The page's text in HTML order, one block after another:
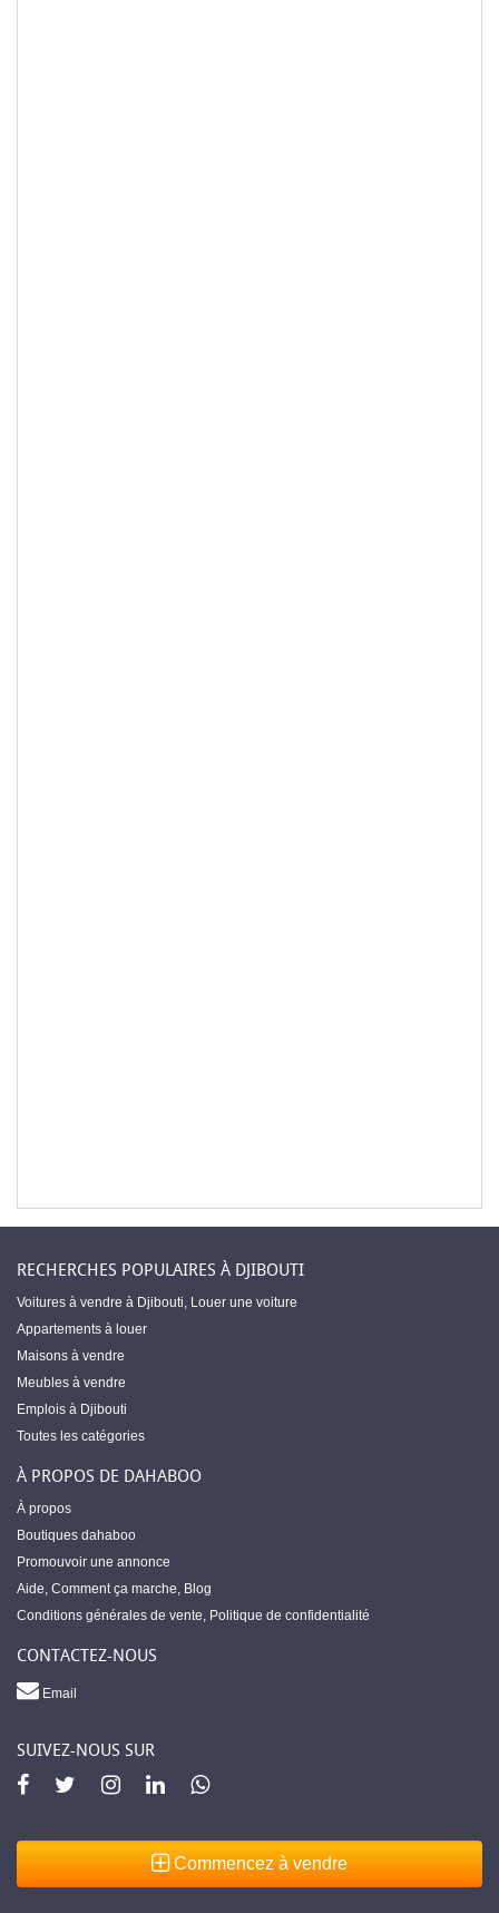
RECHERCHES POPULAIRES À DJIBOUTI
Voitures à vendre à Djibouti, Louer une voiture
Appartements à louer
Maisons à vendre
Meubles à vendre
Emplois à Djibouti
Toutes les catégories
À PROPOS DE DAHABOO
À propos
Boutiques dahaboo
Promouvoir une annonce
Aide, Comment ça marche, Blog
Conditions générales de vente, Politique de confidentialité
CONTACTEZ-NOUS
Email
SUIVEZ-NOUS SUR
Commencez à vendre